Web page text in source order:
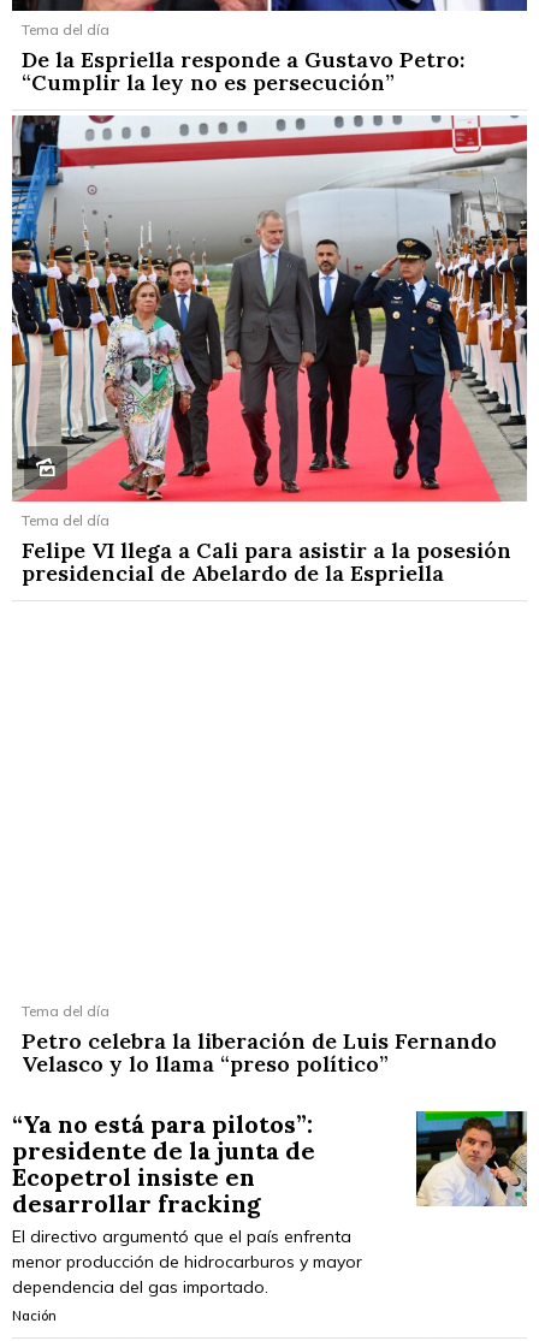
Tema del día
De la Espriella responde a Gustavo Petro:
“Cumplir la ley no es persecución”
Tema del día
Felipe VI llega a Cali para asistir a la posesión
presidencial de Abelardo de la Espriella
Tema del día
Petro celebra la liberación de Luis Fernando
Velasco y lo llama “preso político”
“Ya no está para pilotos”:
presidente de la junta de
Ecopetrol insiste en
desarrollar fracking
El directivo argumentó que el país enfrenta
menor producción de hidrocarburos y mayor
dependencia del gas importado.
Nación